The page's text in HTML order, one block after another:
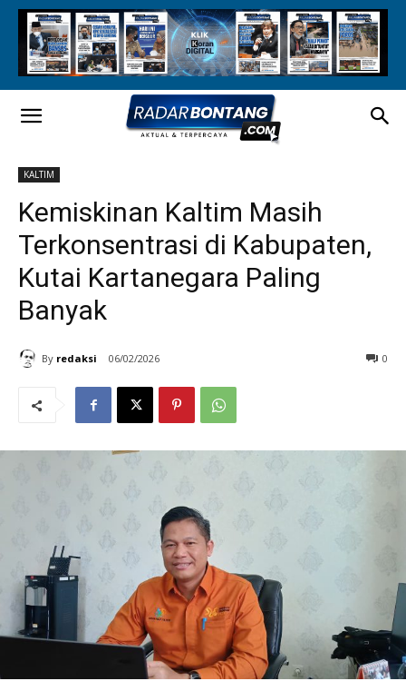
KALTIM
Kemiskinan Kaltim Masih
Terkonsentrasi di Kabupaten,
Kutai Kartanegara Paling
Banyak
By redaksi 06/02/2026 0